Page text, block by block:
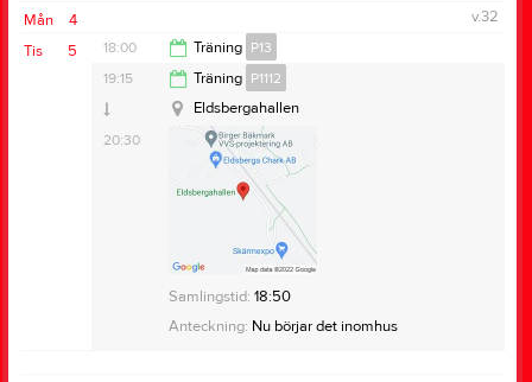
4
Mån
v.32
5
Tis 18:00 Träning P13
19:15
Eldsbergahallen
19:15 Träning P1112
20:30
Eldsbergahallen
Samlingstid: 18:50
Anteckning: Nu börjar det inomhus